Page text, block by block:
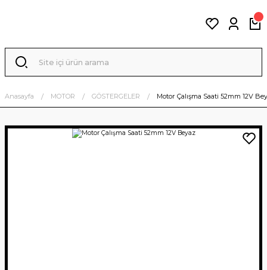
Anasayfa MOTOR GÖSTERGELER Motor Çalışma Saati 52mm 12V